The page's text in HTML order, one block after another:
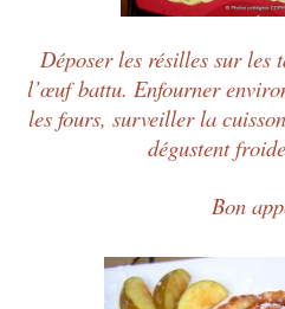
Déposer les résilles sur les
l’œufbattu. Enfourner
les fours, surveiller la
dégustent
Bon